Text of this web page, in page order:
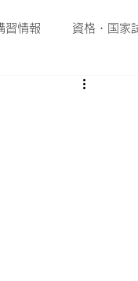
習情報 資格・国家